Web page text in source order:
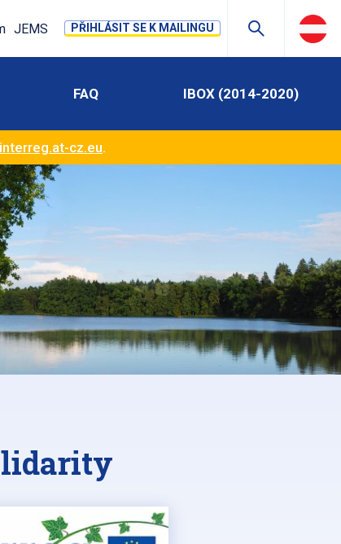
JEMS PŘIHLÁSIT SE K MAILINGU
FAQ IBOX (2014-2020)
interreg.at-cz.eu.